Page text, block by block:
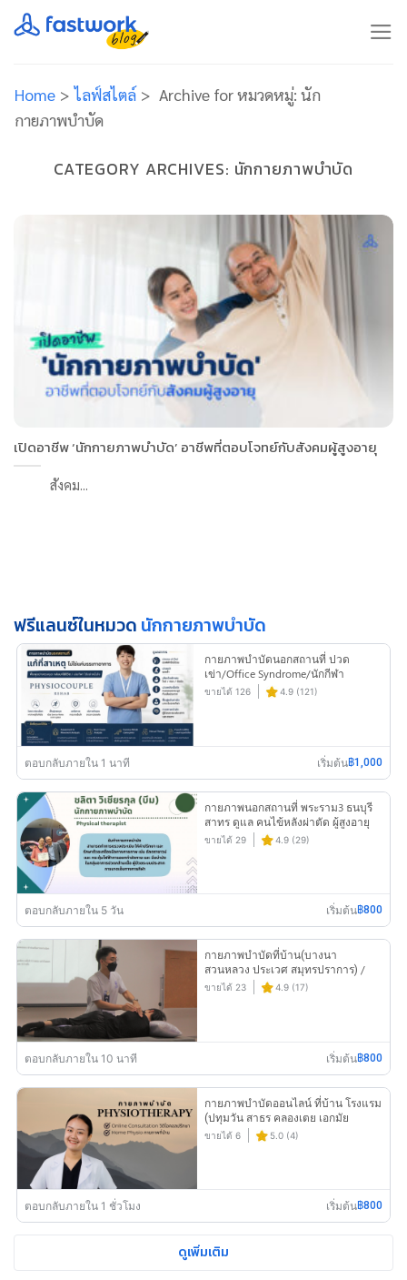
Skip
to
Home > ไลฟ์สไตล์ > Archive forหมวดหมู่: นัก
กายภาพบำบัด
CATEGORY ARCHIVES: นักกายภาพบำบัด
เปิดอาชีพ ‘นักกายภาพบำบัด’ อาชีพที่ตอบโจทย์กับสังคมผู้สูงอายุ
สังคม...
ฟรีแลนซ์ในหมวด นักกายภาพบำบัด
กายภาพบำบัดนอกสถานที่ ปวด
เข่า/Office Syndrome/นักกีฬา
พระราม3 สาทร
ขายได้ 126 4.9 (121)
ตอบกลับภายใน 1 นาที เริ่มต้น฿1,000
กายภาพนอกสถานที่ พระราม3 ธนบุรี
สาทร ดูแล คนไข้หลังผ่าตัด ผู้สูงอายุ
บาดเจ็บการกีฬา ระบบประสาท
ขายได้ 29 4.9 (29)
ตอบกลับภายใน 5 วัน เริ่มต้น฿800
กายภาพบำบัดที่บ้าน(บางนา
สวนหลวง ประเวศ สมุทรปราการ) /
ปรึกษากายภาพบำบัด(ออนไลน์)
ขายได้ 23 4.9 (17)
ตอบกลับภายใน 10 นาที เริ่มต้น฿800
กายภาพบำบัดออนไลน์ ที่บ้าน โรงแรม
(ปทุมวัน สาธร คลองเตย เอกมัย
ทองหล่อ พระโขนง อ่อนนุช)by
PhysioBeam
ขายได้ 6 5.0 (4)
ตอบกลับภายใน 1 ชั่วโมง เริ่มต้น฿800
ดูเพิ่มเติม